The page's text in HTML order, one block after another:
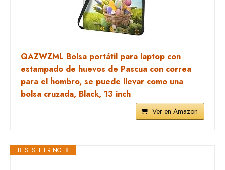
QAZWZML Bolsa portátil para laptop con
estampado de huevos de Pascua con correa
para el hombro, se puede llevar como una
bolsa cruzada, Black, 13 inch
Ver en Amazon
BESTSELLER NO. 8